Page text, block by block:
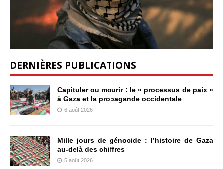
DERNIÈRES PUBLICATIONS
Capituler ou mourir : le « processus de paix »
à Gaza et la propagande occidentale
6 août 2026
Mille jours de génocide : l’histoire de Gaza
au-delà des chiffres
5 août 2026